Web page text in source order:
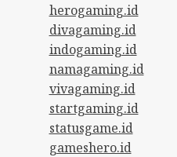
herogaming.id
divagaming.id
indogaming.id
namagaming.id
vivagaming.id
startgaming.id
statusgame.id
gameshero.id